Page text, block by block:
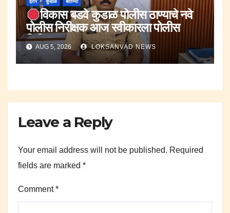
इतर कुडाळ बातम्या
विकास बडवे कुडाळ पोलीस ठाण्याचे नवे
पोलीस निरीक्षक आज स्वीकारला पोलीस
निरीक्षक पदाचा पदभार..
AUG 5, 2026 LOKSANVAD NEWS
Leave a Reply
Your email address will not be published. Required
fields are marked *
Comment*